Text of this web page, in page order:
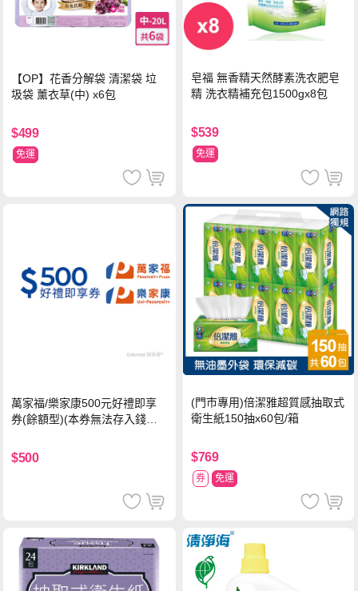
【OP】花香分解袋 清潔袋 垃
圾袋 薰衣草(中) x6包
$499
免運
皂福 無香精天然酵素洗衣肥皂
精 洗衣精補充包1500gx8包
$539
免運
萬家福/樂家康500元好禮即享
券(餘額型)(本券無法存入錢包
$500
(門市專用)倍潔雅超質感抽取式
衛生紙150抽x60包/箱
$769
券 免運